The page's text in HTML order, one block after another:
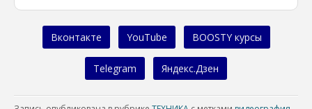
Вконтакте YouTube BOOSTY курсы
Telegram Яндекс.Дзен